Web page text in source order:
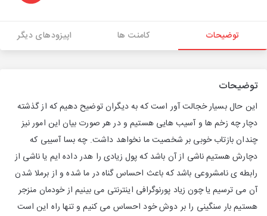
توضیحات کامنت ها اپیزودهای دیگر
توضیحات
این حال بسیار خجالت آور است که به دیگران توضیح دهیم که از گذشته
دچار چه زخم ها و آسیب هایی هستیم و در هر صورت بیان این امور نیز
چندان بازتاب خوبی بر شخصیت ما نخواهد داشت. چه بسا آسیبی که
دچارش هستیم ناشی از آن باشد که پول زیادی را هدر داده ایم یا ناشی از
رابطه ی نامشروعی باشد که باعث احساس گناه در ما شده و از برملا شدن
آن می ترسیم یا چون زیاد پورنوگرافی اینترنتی می بینیم از خودمان منزجر
هستیم بار سنگینی را بر دوش خود احساس می کنیم و تنها راه این است